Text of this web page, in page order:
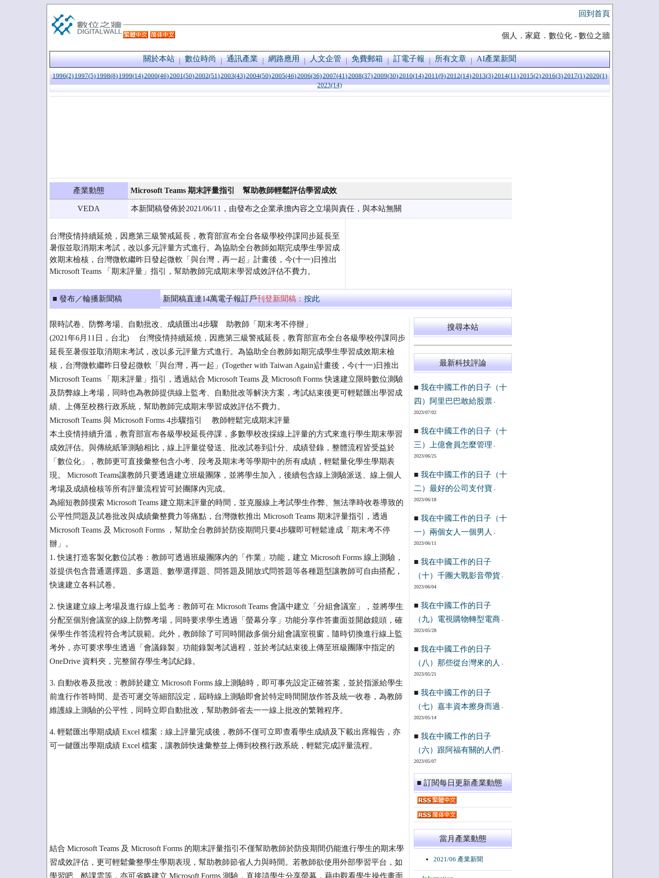
回到首頁
個人．家庭．數位化 - 數位之牆
關於本站 數位時尚 通訊產業 網路應用 人文企管 免費郵箱 訂電子報 所有文章 AI產業新聞
1996(2) 1997(5) 1998(8) 1999(14)2000(46)2001(50)2002(51)2003(43)2004(50)2005(46)2006(36)2007(41)2008(37)2009(30)2010(14)2011(9)2012(14)2013(3)2014(11)2015(2)2016(3)2017(1)2020(1)
2023(14)
產業動態 Microsoft Teams 期末評量指引 幫助教師輕鬆評估學習成效
VEDA 本新聞稿發佈於2021/06/11，由發布之企業承擔內容之立場與責任，與本站無關
台灣疫情持續延燒，因應第三級警戒延長，教育部宣布全台各級學校停課同步延長至
暑假並取消期末考試，改以多元評量方式進行。為協助全台教師如期完成學生學習成
效期末檢核，台灣微軟繼昨日發起微軟「與台灣，再一起」計畫後，今(十一)日推出
Microsoft Teams 「期末評量」指引，幫助教師完成期末學習成效評估不費力。
■ 發布／輪播新聞稿 新聞稿直達14萬電子報訂戶刊登新聞稿：按此
限時試卷、防弊考場、自動批改、成績匯出4步驟 助教師「期末考不停辦」
(2021年6月11日，台北) 台灣疫情持續延燒，因應第三級警戒延長，教育部宣布全台各級學校停課同步
延長至暑假並取消期末考試，改以多元評量方式進行。為協助全台教師如期完成學生學習成效期末檢
核，台灣微軟繼昨日發起微軟「與台灣，再一起」(Together with Taiwan Again)計畫後，今(十一)日推出
Microsoft Teams 「期末評量」指引，透過結合 Microsoft Teams 及 Microsoft Forms 快速建立限時數位測驗
及防弊線上考場，同時也為教師提供線上監考、自動批改等解決方案，考試結束後更可輕鬆匯出學習成
績、上傳至校務行政系統，幫助教師完成期末學習成效評估不費力。
Microsoft Teams 與 Microsoft Forms 4步驟指引 教師輕鬆完成期末評量
本土疫情持續升溫，教育部宣布各級學校延長停課，多數學校改採線上評量的方式來進行學生期末學習
成效評估。與傳統紙筆測驗相比，線上評量從發送、批改試卷到計分、成績登錄，整體流程皆受益於
「數位化」，教師更可直接彙整包含小考、段考及期末考等學期中的所有成績，輕鬆量化學生學期表
現。 Microsoft Teams讓教師只要透過建立班級團隊，並將學生加入，後續包含線上測驗派送、線上個人
考場及成績檢核等所有評量流程皆可於團隊內完成。
為縮短教師摸索 Microsoft Teams 建立期末評量的時間，並克服線上考試學生作弊、無法準時收卷導致的
公平性問題及試卷批改與成績彙整費力等痛點，台灣微軟推出 Microsoft Teams 期末評量指引，透過
Microsoft Teams 及 Microsoft Forms ，幫助全台教師於防疫期間只要4步驟即可輕鬆達成「期末考不停
辦」。
1. 快速打造客製化數位試卷：教師可透過班級團隊內的「作業」功能，建立 Microsoft Forms 線上測驗，
並提供包含普通選擇題、多選題、數學選擇題、問答題及開放式問答題等各種題型讓教師可自由搭配，
快速建立各科試卷。
2. 快速建立線上考場及進行線上監考：教師可在 Microsoft Teams 會議中建立「分組會議室」，並將學生
分配至個別會議室的線上防弊考場，同時要求學生透過「螢幕分享」功能分享作答畫面並開啟鏡頭，確
保學生作答流程符合考試規範。此外，教師除了可同時開啟多個分組會議室視窗，隨時切換進行線上監
考外，亦可要求學生透過「會議錄製」功能錄製考試過程，並於考試結束後上傳至班級團隊中指定的
OneDrive 資料夾，完整留存學生考試紀錄。
3. 自動收卷及批改：教師於建立 Microsoft Forms 線上測驗時，即可事先設定正確答案，並於指派給學生
前進行作答時間、是否可遲交等細部設定，屆時線上測驗即會於特定時間開放作答及統一收卷，為教師
維護線上測驗的公平性，同時立即自動批改，幫助教師省去一一線上批改的繁雜程序。
4. 輕鬆匯出學期成績 Excel 檔案：線上評量完成後，教師不僅可立即查看學生成績及下載出席報告，亦
可一鍵匯出學期成績 Excel 檔案，讓教師快速彙整並上傳到校務行政系統，輕鬆完成評量流程。
結合 Microsoft Teams 及 Microsoft Forms 的期末評量指引不僅幫助教師於防疫期間仍能進行學生的期末學
習成效評估，更可輕鬆彙整學生學期表現，幫助教師節省人力與時間。若教師欲使用外部學習平台，如
學習吧、酷課雲等，亦可省略建立 Microsoft Forms 測驗，直接請學生分享螢幕，藉由觀看學生操作畫面
搜尋本站
最新科技評論
■ 我在中國工作的日子（十
四）阿里巴巴敢給股票-
2023/07/02
■ 我在中國工作的日子（十
三）上億會員怎麼管理 -
2023/06/25
■ 我在中國工作的日子（十
二）最好的公司支付寶 -
2023/06/18
■ 我在中國工作的日子（十
一）兩個女人一個男人
-
2023/06/11
■ 我在中國工作的日子
（十）千團大戰影音帶貨 -
2023/06/04
■ 我在中國工作的日子
（九）電視購物轉型電商 -
2023/05/28
■ 我在中國工作的日子
（八）那些從台灣來的人
-
2023/05/21
■ 我在中國工作的日子
（七）嘉丰資本擦身而過 -
2023/05/14
■ 我在中國工作的日子
（六）跟阿福有關的人們 -
2023/05/07
■ 訂閱每日更新產業動態
當月產業動態
2021/06 產業新聞